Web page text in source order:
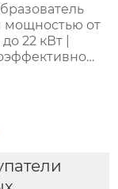
мощностью от
22 кВт |